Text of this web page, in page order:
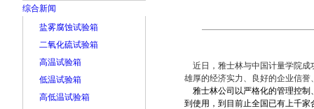
综合新闻
盐雾腐蚀试验箱
二氧化硫试验箱
高温试验箱
低温试验箱
高低温试验箱
近日，雅士林与中国计量学院成
雄厚的经济实力、良好的企业信
雅士林公司以严格化的管理控制
到使用，到目前止全国已有上千